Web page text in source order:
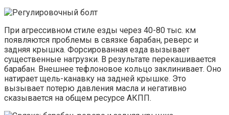
При агрессивном стиле езды через 40-80 тыс. км
появляются проблемы в связке барабан, реверс и
задняя крышка. Форсированная езда вызывает
существенные нагрузки. В результате перекашивается
барабан. Внешнее тефлоновое кольцо заклинивает. Оно
натирает щель-канавку на задней крышке. Это
вызывает потерю давления масла и негативно
сказывается на общем ресурсе АКПП.